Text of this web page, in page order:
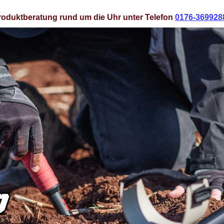
rund um die Uhr unter Telefon 0176-